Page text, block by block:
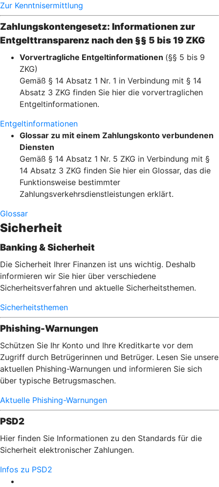
Zur Kenntnisermittlung
Zahlungskontengesetz: Informationen zur
Entgelttransparenz nach den §§ 5 bis 19 ZKG
Vorvertragliche Entgeltinformationen (§§ 5 bis 9
ZKG)
Gemäß § 14 Absatz 1 Nr. 1 in Verbindung mit § 14
Absatz 3 ZKG finden Sie hier die vorvertraglichen
Entgeltinformationen.
Entgeltinformationen
Glossar zu mit einem Zahlungskonto verbundenen
Diensten
Gemäß § 14 Absatz 1 Nr. 5 ZKG in Verbindung mit §
14 Absatz 3 ZKG finden Sie hier ein Glossar, das die
Funktionsweise bestimmter
Zahlungsverkehrsdienstleistungen erklärt.
Glossar
Sicherheit
Banking & Sicherheit
Die Sicherheit Ihrer Finanzen ist uns wichtig. Deshalb
informieren wir Sie hier über verschiedene
Sicherheitsverfahren und aktuelle Sicherheitsthemen.
Sicherheitsthemen
Phishing-Warnungen
Schützen Sie Ihr Konto und Ihre Kreditkarte vor dem
Zugriff durch Betrügerinnen und Betrüger. Lesen Sie unsere
aktuellen Phishing-Warnungen und informieren Sie sich
über typische Betrugsmaschen.
Aktuelle Phishing-Warnungen
PSD2
Hier finden Sie Informationen zu den Standards für die
Sicherheit elektronischer Zahlungen.
Infos zu PSD2